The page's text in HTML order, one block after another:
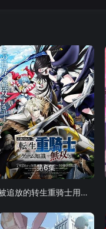
第6集
被追放的转生重骑士用游戏知识开无双